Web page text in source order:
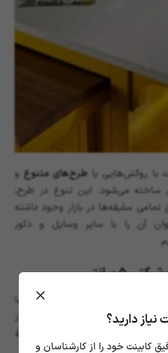
دارید؟
کابینت خود را از کارشناسان و
طرح‌های متنوع و
ساخته می‌شود. این تنوع در طرح،
سلیقه‌ها در بازار وجود داشته
آن را با سایر وسایل و دکور
یا همان صفحه کابینت با
یکی از انواع صفحه کابینت است که از
صفحات کابینت با ضخامت متوسط